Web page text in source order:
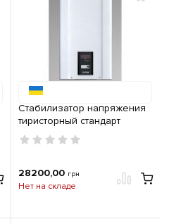
Стабилизатор напряжения
тиристорный стандарт
13,8кВА Элекс Ампер У 12-1-
63А v2.1
28200,00 грн
Нет на складе